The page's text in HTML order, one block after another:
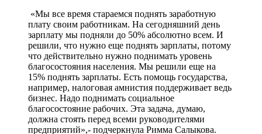
«Мы все время стараемся поднять заработную
плату своим работникам. На сегодняшний день
зарплату мы подняли до 50% абсолютно всем. И
решили, что нужно еще поднять зарплаты, потому
что действительно нужно поднимать уровень
благосостояния населения. Мы решили еще на
15% поднять зарплаты. Есть помощь государства,
например, налоговая амнистия поддерживает ведь
бизнес. Надо поднимать социальное
благосостояние рабочих. Эта задача, думаю,
должна стоять перед всеми руководителями
предприятий»,- подчеркнула Римма Салыкова.